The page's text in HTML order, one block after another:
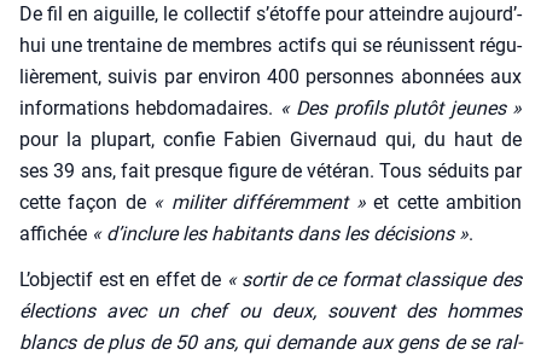
De fil en aiguille, le col­lec­tif s’é­toffe pour atteindre aujourd’­
hui une tren­taine de membres actifs qui se réunissent régu­
liè­re­ment, sui­vis par envi­ron 400 per­sonnes abon­nées aux
infor­ma­tions heb­do­ma­daires. « Des pro­fils plu­tôt jeunes »
pour la plu­part, confie Fabien Giver­naud qui, du haut de
ses 39 ans, fait presque figure de vété­ran. Tous séduits par
cette façon de « mili­ter dif­fé­rem­ment »et cette ambi­tion
affi­chée « d’in­clure les habi­tants dans les déci­sions ».
L’ob­jec­tif est en effet de « sor­tir de ce for­mat clas­sique des
élec­tions avec un chef ou deux, sou­vent des hommes
blancs de plus de 50 ans, qui demande aux gens de se ral­